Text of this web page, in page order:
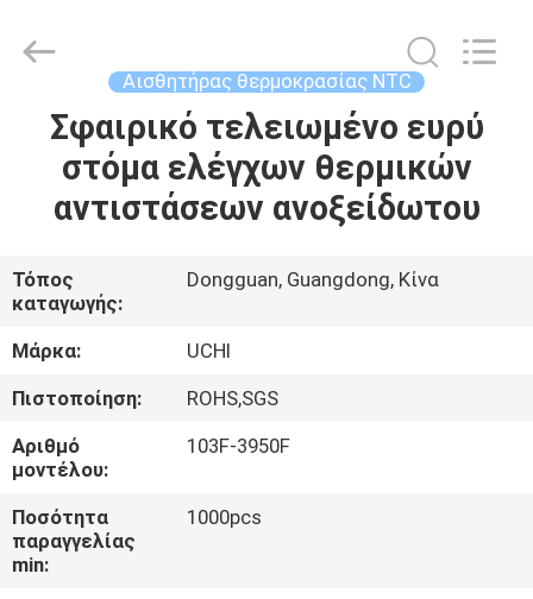
ΣΠΊΤΙ
ΠΡΟΪΌΝΤΑ
VR
ΠΑΡΟΥΣΙΆΣΤΕ
ΠΕΡΊΠΟΥ
ΕΜΕΊΣ
ΓΎΡΟΣ
ΕΡΓΟΣΤΑΣΊΩΝ
Electronics
Co.,Ltd.
Αισθητήρας θερμοκρασίας NTC
Σφαιρικό τελειωμένο ευρύ
στόμα ελέγχων θερμικών
αντιστάσεων ανοξείδωτου
Τόπος
καταγωγής:
Dongguan, Guangdong, Κίνα
Μάρκα:
UCHI
Πιστοποίηση:
ROHS,SGS
Αριθμό
μοντέλου:
103F-3950F
Ποσότητα
παραγγελίας
min:
1000pcs